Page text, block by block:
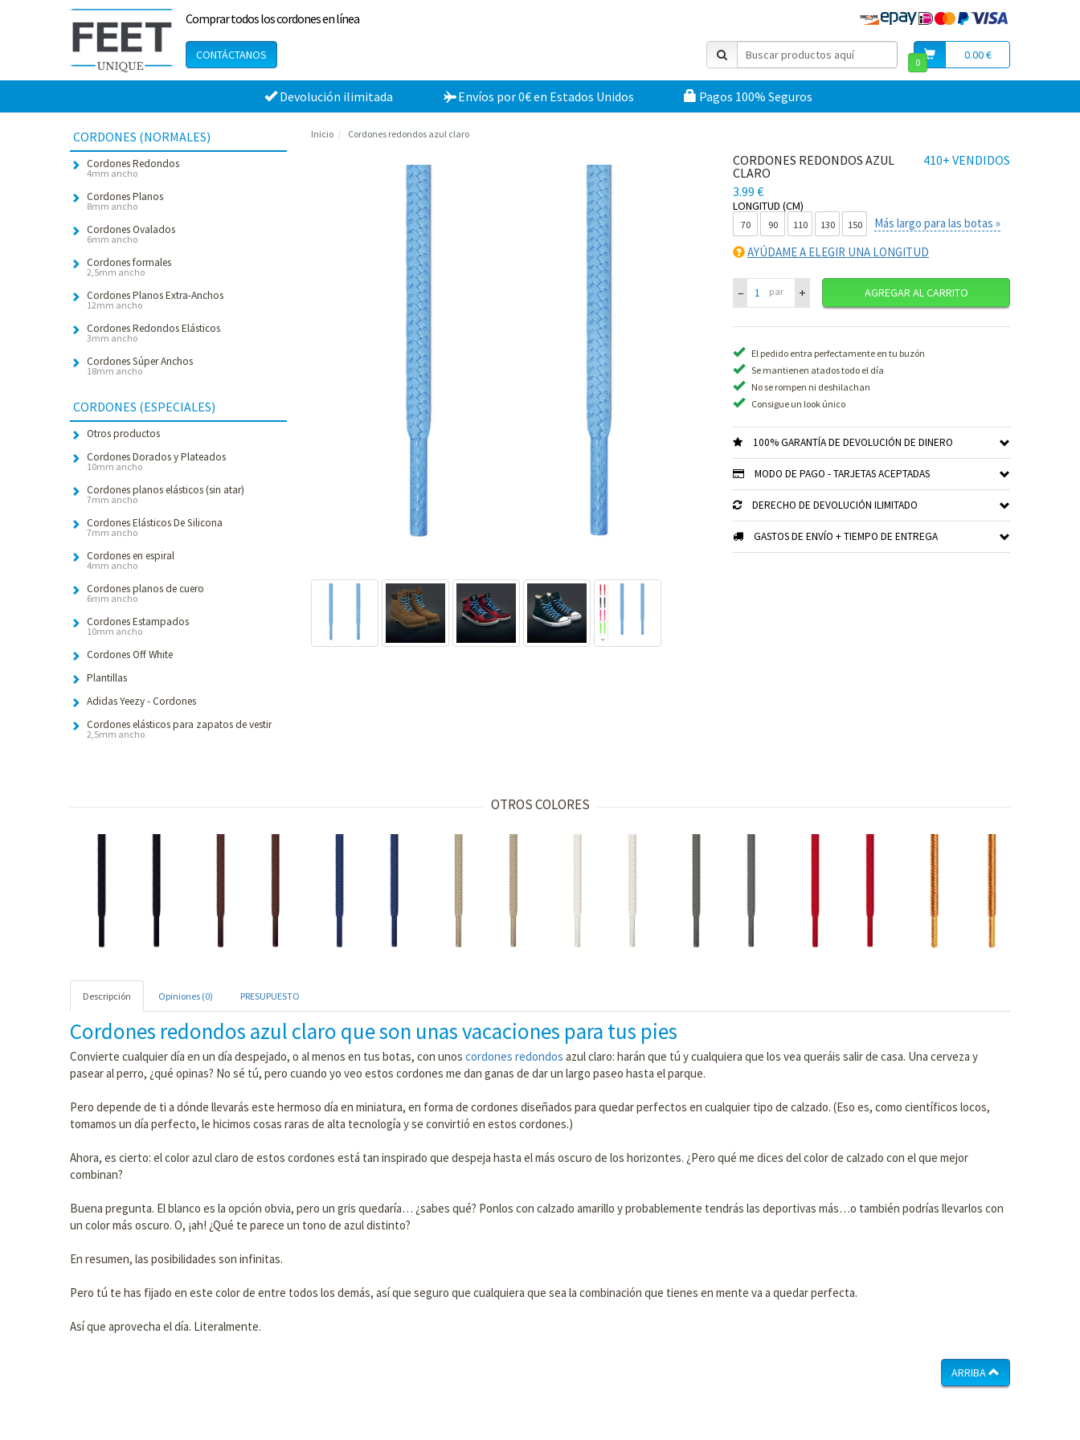
Comprar todos los cordones en línea
CONTÁCTANOS 0.00 €
0
Devolución ilimitada Envíos por 0€en Estados Unidos Pagos 100% Seguros
CORDONES (NORMALES)
Cordones Redondos
4mm ancho
Cordones Planos
8mm ancho
Cordones Ovalados
6mm ancho
Cordones formales
2,5mm ancho
Cordones Planos Extra-Anchos
12mm ancho
Cordones Redondos Elásticos
3mm ancho
Cordones Súper Anchos
18mm ancho
CORDONES (ESPECIALES)
Otros productos
Cordones Dorados y Plateados
10mm ancho
Cordones planos elásticos (sin atar)
7mm ancho
Cordones Elásticos De Silicona
7mm ancho
Cordones en espiral
4mm ancho
Cordones planos de cuero
6mm ancho
Cordones Estampados
10mm ancho
Cordones Off White
Plantillas
Adidas Yeezy - Cordones
Cordones elásticos para zapatos de vestir
2,5mm ancho
Inicio Cordones redondos azul claro
410+ VENDIDOS
CORDONES REDONDOS AZUL
CLARO
3.99 €
LONGITUD (CM)
70 90 110 130 150
Más largo para las botas »
AYÚDAME A ELEGIR UNA LONGITUD
– par + AGREGAR AL CARRITO
El pedido entra perfectamente en tu buzón
Se mantienen atados todo el día
No se rompen ni deshilachan
Consigue un look único
100% GARANTÍA DE DEVOLUCIÓN DE DINERO
MODO DE PAGO - TARJETAS ACEPTADAS
DERECHO DE DEVOLUCIÓN ILIMITADO
GASTOS DE ENVÍO + TIEMPO DE ENTREGA
OTROS COLORES
Descripción Opiniones (0) PRESUPUESTO
Cordones redondos azul claro que son unas vacaciones para tus pies
Convierte cualquier día en un día despejado, o al menos en tus botas, con unos cordones redondos azul claro: harán que tú y cualquiera que los vea queráis salir de casa. Una cerveza y
pasear al perro, ¿qué opinas? No sé tú, pero cuando yo veo estos cordones me dan ganas de dar un largo paseo hasta el parque.
Pero depende de ti a dónde llevarás este hermoso día en miniatura, en forma de cordones diseñados para quedar perfectos en cualquier tipo de calzado. (Eso es, como científicos locos,
tomamos un día perfecto, le hicimos cosas raras de alta tecnología y se convirtió en estos cordones.)
Ahora, es cierto: el color azul claro de estos cordones está tan inspirado que despeja hasta el más oscuro de los horizontes. ¿Pero qué me dices del color de calzado con el que mejor
combinan?
Buena pregunta. El blanco es la opción obvia, pero un gris quedaría… ¿sabes qué? Ponlos con calzado amarillo y probablemente tendrás las deportivas más…o también podrías llevarlos con
un color más oscuro. O, ¡ah! ¿Qué te parece un tono de azul distinto?
En resumen, las posibilidades son infinitas.
Pero tú te has fijado en este color de entre todos los demás, así que seguro que cualquiera que sea la combinación que tienes en mente va a quedar perfecta.
Así que aprovecha el día. Literalmente.
ARRIBA